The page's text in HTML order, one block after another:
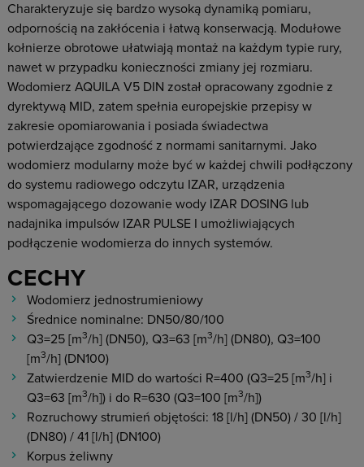
Charakteryzuje się bardzo wysoką dynamiką pomiaru,
odpornością na zakłócenia i łatwą konserwacją. Modułowe
kołnierze obrotowe ułatwiają montaż na każdym typie rury,
nawet w przypadku konieczności zmiany jej rozmiaru.
Wodomierz AQUILA V5 DIN został opracowany zgodnie z
dyrektywą MID, zatem spełnia europejskie przepisy w
zakresie opomiarowania i posiada świadectwa
potwierdzające zgodność z normami sanitarnymi. Jako
wodomierz modularny może być w każdej chwili podłączony
do systemu radiowego odczytu IZAR, urządzenia
wspomagającego dozowanie wody IZAR DOSING lub
nadajnika impulsów IZAR PULSE I umożliwiających
podłączenie wodomierza do innych systemów.
CECHY
Wodomierz jednostrumieniowy
Średnice nominalne: DN50/80/100
Q3=25 [m3/h] (DN50), Q3=63 [m3/h] (DN80), Q3=100
[m3/h] (DN100)
Zatwierdzenie MID do wartości R=400 (Q3=25 [m3/h] i
Q3=63 [m3/h]) i do R=630 (Q3=100 [m3/h])
Rozruchowy strumień objętości: 18 [l/h] (DN50) / 30 [l/h]
(DN80) / 41 [l/h] (DN100)
Korpus żeliwny